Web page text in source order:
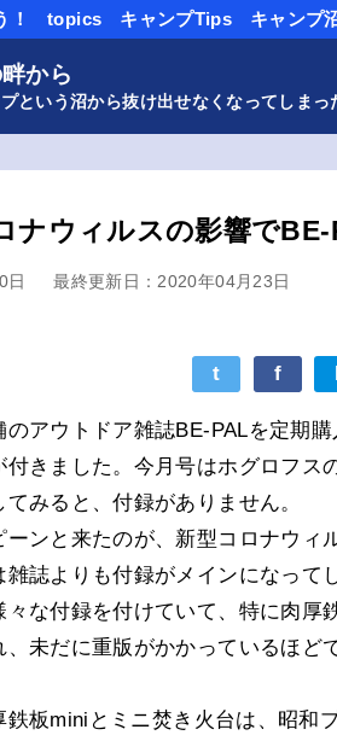
！ topics キャンプTips キャンプ
から
という沼から抜け出せなくなってしま
ナウィルスの影響で
日 最終更新日：2020年04月23日
t f
のアウトドア雑誌BE-PALを定期
付きました。今月号はホグロフ
てみると、付録がありません。
ーンと来たのが、新型コロナウィ
雑誌よりも付録がメインになっ
々な付録を付けていて、特に肉厚
、未だに重版がかかっているほど
鉄板miniとミニ焚き火台は、昭和